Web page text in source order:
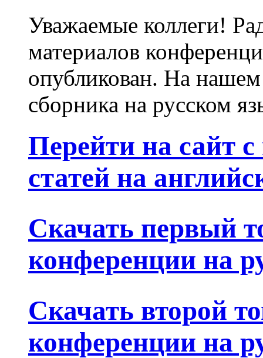
Уважаемые коллеги!
материалов
опубликован. На нашем
сборника на русском
Перейти на сайт
статей на
Скачать первый
конференции на
Скачать второй
конференции на